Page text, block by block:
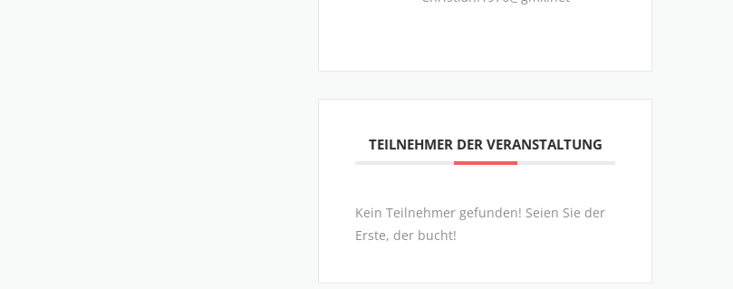
TEILNEHMER DER VERANSTALTUNG
Kein Teilnehmer gefunden! Seien Sie der
Erste, der bucht!